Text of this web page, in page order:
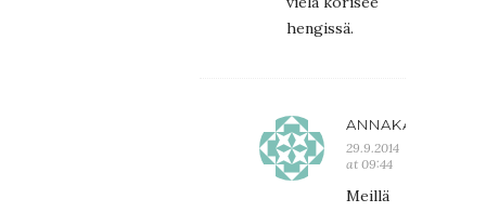
hengissä.
ANNAKARIN
29.9.2014
at 09:44
Meillä